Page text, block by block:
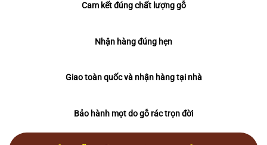
Cam kết đúng chất lượng gỗ
Nhận hàng đúng hẹn
Giao toàn quốc và nhận hàng tại nhà
Bảo hành mọt do gỗ rác trọn đời